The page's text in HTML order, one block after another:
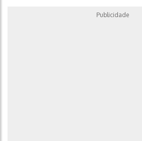
Publicidade